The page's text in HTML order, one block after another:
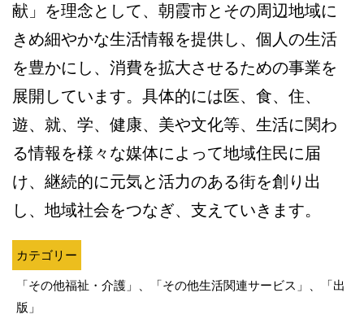
献」を理念として、朝霞市とその周辺地域に
きめ細やかな生活情報を提供し、個人の生活
を豊かにし、消費を拡大させるための事業を
展開しています。具体的には医、食、住、
遊、就、学、健康、美や文化等、生活に関わ
る情報を様々な媒体によって地域住民に届
け、継続的に元気と活力のある街を創り出
し、地域社会をつなぎ、支えていきます。
カテゴリー
「その他福祉・介護」、「その他生活関連サービス」、「出
版」